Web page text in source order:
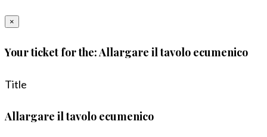
×
Your ticket for the: Allargare il tavolo ecumenico
Title
Allargare il tavolo ecumenico